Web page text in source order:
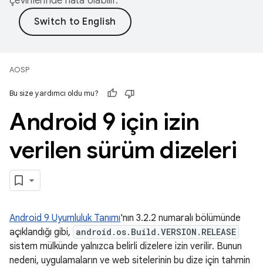
AOSP
Bu size yardımcı oldu mu?
Android 9 için izin
verilen sürüm dizeleri
Android 9 Uyumluluk Tanımı'nın 3.2.2 numaralı bölümünde
açıklandığı gibi, android.os.Build.VERSION.RELEASE
sistem mülkünde yalnızca belirli dizelere izin verilir. Bunun
nedeni, uygulamaların ve web sitelerinin bu dize için tahmin